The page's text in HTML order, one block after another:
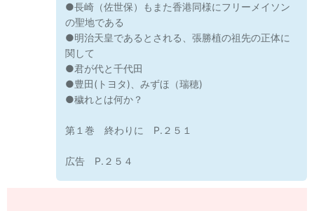
●長崎（佐世保）もまた香港同様にフリーメイソン
の聖地である
●明治天皇であるとされる、張勝植の祖先の正体に
関して
●君が代と千代田
●豊田(トヨタ)、みずほ（瑞穂)
●穢れとは何か？
第１巻 終わりに P.２５１
広告 P.２５４